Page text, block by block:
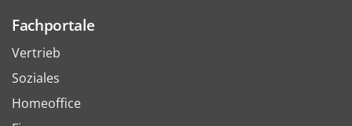
Fachportale
Vertrieb
Soziales
Homeoffice